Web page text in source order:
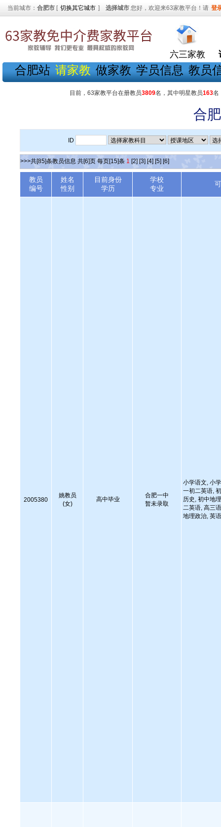
当前城市： 合肥市 [ 切换其它城市 ] 选择城市 您好，欢迎来63家教平台！请 登
六三家教
合肥站 请家教 做家教 学员信息 教员
目前，63家教平台在册教员3809名，其中明星教员163名
合
ID
>>>共[85]条教员信息 共[6]页 每页[15]条 1 [2] [3] [4] [5] [6]
教员
编号
姓名
性别
目前身份
学历
学校
专业
2005380
姚教员
(女)
高中毕业
合肥一中
暂未录取
小学语文, 小
一初二英语,
历史, 初中地
二英语, 高三
地理政治, 英